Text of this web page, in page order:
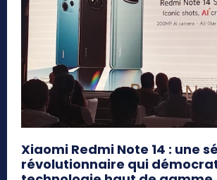
Xiaomi Redmi Note 14 : une
révolutionnaire qui